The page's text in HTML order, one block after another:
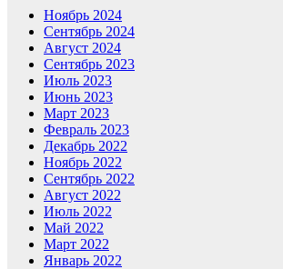
Ноябрь 2024
Сентябрь 2024
Август 2024
Сентябрь 2023
Июль 2023
Июнь 2023
Март 2023
Февраль 2023
Декабрь 2022
Ноябрь 2022
Сентябрь 2022
Август 2022
Июль 2022
Май 2022
Март 2022
Январь 2022